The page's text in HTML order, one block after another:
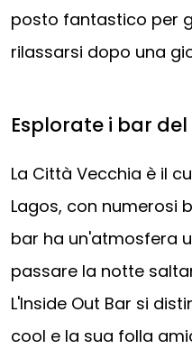
posto fantastico per
rilassarsi dopo una
Esplorate i bar
La Città Vecchia è il
Lagos, con numerosi
bar ha un'atmosfera
passare la notte
L'Inside Out Bar si
cool e la sua folla